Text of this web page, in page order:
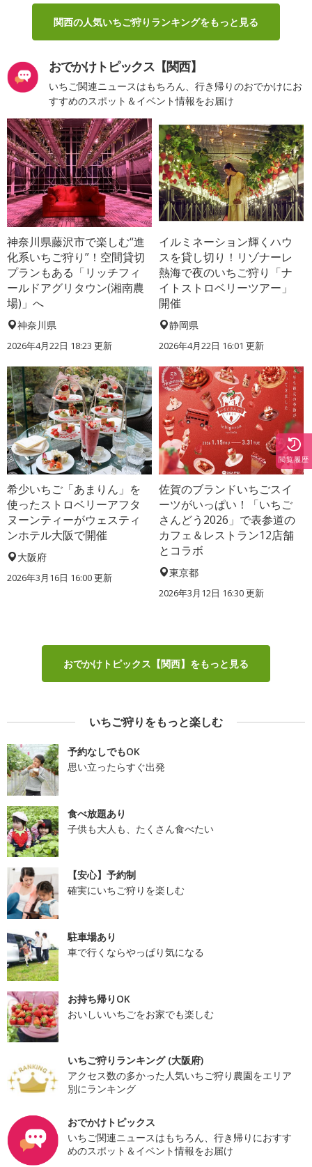
関西の人気いちご狩りランキングをもっと見る
おでかけトピックス【関西】
いちご関連ニュースはもちろん、行き帰りのおでかけにお
すすめのスポット＆イベント情報をお届け
神奈川県藤沢市で楽しむ“進
化系いちご狩り”！空間貸切
プランもある「リッチフィ
ールドアグリタウン(湘南農
場)」へ
神奈川県
2026年4月22日 18:23 更新
イルミネーション輝くハウ
スを貸し切り！リゾナーレ
熱海で夜のいちご狩り「ナ
イトストロベリーツアー」
開催
静岡県
2026年4月22日 16:01 更新
希少いちご「あまりん」を
使ったストロベリーアフタ
ヌーンティーがウェスティ
ンホテル大阪で開催
大阪府
2026年3月16日 16:00 更新
佐賀のブランドいちごスイ
ーツがいっぱい！「いちご
さんどう2026」で表参道の
カフェ＆レストラン12店舗
とコラボ
東京都
2026年3月12日 16:30 更新
おでかけトピックス【関西】をもっと見る
いちご狩りをもっと楽しむ
予約なしでもOK
思い立ったらすぐ出発
食べ放題あり
子供も大人も、たくさん食べたい
【安心】予約制
確実にいちご狩りを楽しむ
駐車場あり
車で行くならやっぱり気になる
お持ち帰りOK
おいしいいちごをお家でも楽しむ
いちご狩りランキング (大阪府)
アクセス数の多かった人気いちご狩り農園をエリア
別にランキング
おでかけトピックス
いちご関連ニュースはもちろん、行き帰りにおすす
めのスポット＆イベント情報をお届け
閲覧履歴